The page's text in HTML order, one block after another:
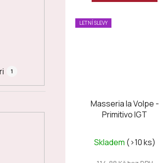
1
LETNÍ SLEVY
Masseria la Volpe -
Primitivo IGT
Skladem (>10 ks)